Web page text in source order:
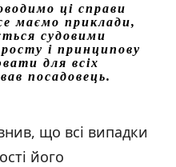
ці справи
маємо приклади,
судовими
і принципову
для всіх
посадовець.
що всі випадки
його